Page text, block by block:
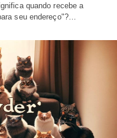
quando recebe a
seu endereço"?…